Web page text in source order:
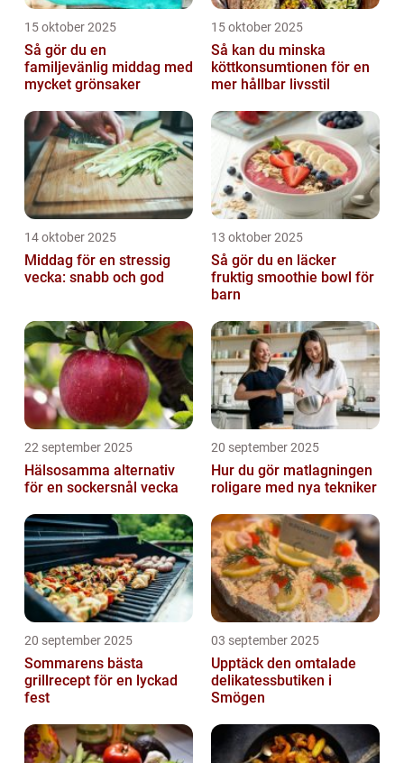
15 oktober 2025
Så gör du en
familjevänlig middag med
mycket grönsaker
15 oktober 2025
Så kan du minska
köttkonsumtionen för en
mer hållbar livsstil
14 oktober 2025
Middag för en stressig
vecka: snabb och god
13 oktober 2025
Så gör du en läcker
fruktig smoothie bowl för
barn
22 september 2025
Hälsosamma alternativ
för en sockersnål vecka
20 september 2025
Hur du gör matlagningen
roligare med nya tekniker
20 september 2025
Sommarens bästa
grillrecept för en lyckad
fest
03 september 2025
Upptäck den omtalade
delikatessbutiken i
Smögen